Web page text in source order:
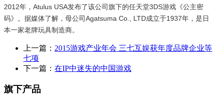
2012年，Atulus USA发布了该公司旗下的任天堂3DS游戏《公主密
码》。据媒体了解，母公司Agatsuma Co., LTD成立于1937年，是日
本一家老牌玩具制造商。
上一篇： 2015游戏产业年会 三七互娱获年度品牌企业等
七项
下一篇： 在IP中迷失的中国游戏
旗下产品